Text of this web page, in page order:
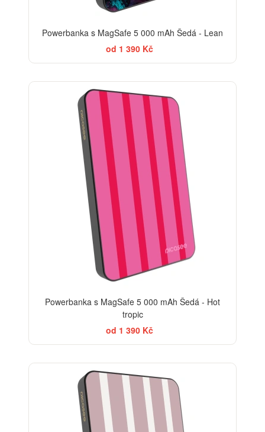
Powerbanka s MagSafe 5 000 mAh Šedá - Lean
od 1 390 Kč
Powerbanka s MagSafe 5 000 mAh Šedá - Hot
tropic
od 1 390 Kč